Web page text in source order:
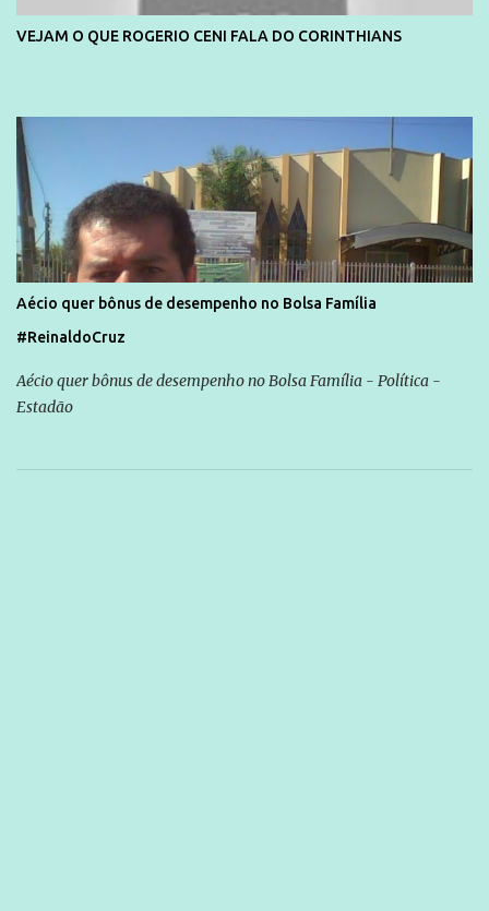
VEJAM O QUE ROGERIO CENI FALA DO CORINTHIANS
Aécio quer bônus de desempenho no Bolsa Família
#ReinaldoCruz
Aécio quer bônus de desempenho no Bolsa Família - Política -
Estadão